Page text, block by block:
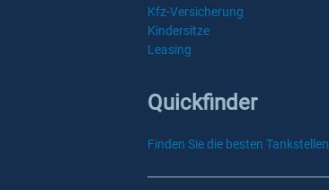
Kfz-Versicherung
Kindersitze
Leasing
Quickfinder
Finden Sie die besten Tankstellen